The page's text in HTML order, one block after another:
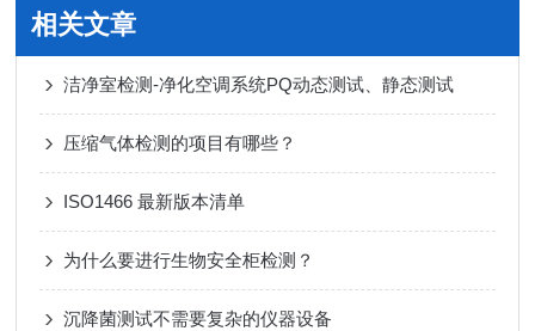
相关文章
洁净室检测-净化空调系统PQ动态测试、静态测试
压缩气体检测的项目有哪些？
ISO1466 最新版本清单
为什么要进行生物安全柜检测？
沉降菌测试不需要复杂的仪器设备